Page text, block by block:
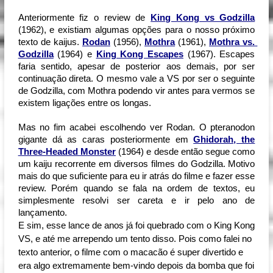
Anteriormente fiz o review de
King Kong vs Godzilla
(1962), e existiam algumas opções para o nosso próximo
texto de kaijus. Rodan (1956), Mothra (1961), Mothra vs.
Godzilla (1964) e King Kong Escapes (1967). Escapes
faria sentido, apesar de posterior aos demais, por ser
continuação direta. O mesmo vale a VS por ser o seguinte
de Godzilla, com Mothra podendo vir antes para vermos se
existem ligações entre os longas.
Mas no fim acabei escolhendo ver Rodan. O pteranodon
gigante dá as caras posteriormente emGhidorah, the
Three-Headed Monster(1964) e desde então segue como
um kaiju recorrente em diversos filmes do Godzilla. Motivo
mais do que suficiente para eu ir atrás do filme e fazer esse
review. Porém quando se fala na ordem de textos, eu
simplesmente resolvi ser careta e ir pelo ano de
lançamento.
E sim, esse lance de anos já foi quebrado com o King Kong
VS, e até me arrependo um tento disso. Pois como falei no
texto anterior, o filme com o macacão é super divertido e
era algo extremamente bem-vindo depois da bomba que foi